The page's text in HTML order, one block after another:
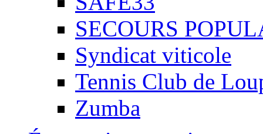
SECOURS
Syndicat viticole
Tennis Club de
Zumba